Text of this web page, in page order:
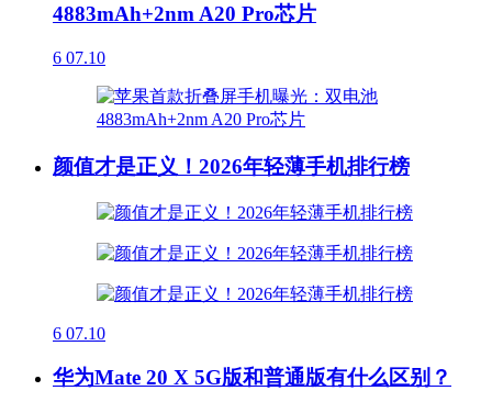
4883mAh+2nm A20 Pro芯片
6 07.10
颜值才是正义！2026年轻薄手机排行榜
6 07.10
华为Mate 20 X 5G版和普通版有什么区别？